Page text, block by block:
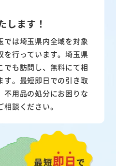
します！
では埼玉県内全域を対象
を行っています。埼玉県
でも訪問し、無料にて相
す。最短即日での引き取
不用品の処分にお困りな
談ください。